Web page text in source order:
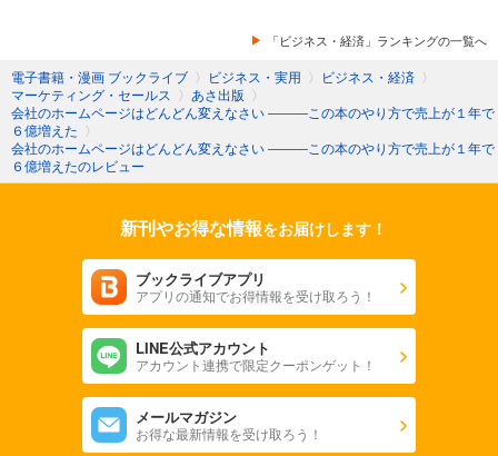
「ビジネス・経済」ランキングの一覧へ
電子書籍・漫画 ブックライブ 〉 ビジネス・実用 〉 ビジネス・経済 〉
マーケティング・セールス 〉 あさ出版 〉
会社のホームページはどんどん変えなさい ―――この本のやり方で売上が１年で
６億増えた 〉
会社のホームページはどんどん変えなさい ―――この本のやり方で売上が１年で
６億増えたのレビュー
新刊やお得な情報をお届けします！
ブックライブアプリ
アプリの通知でお得情報を受け取ろう！
LINE公式アカウント
アカウント連携で限定クーポンゲット！
メールマガジン
お得な最新情報を受け取ろう！